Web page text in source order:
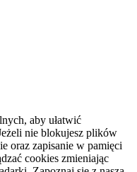
aby ułatwić
nie blokujesz plików
oraz zapisanie w pamięci
cookies zmieniając